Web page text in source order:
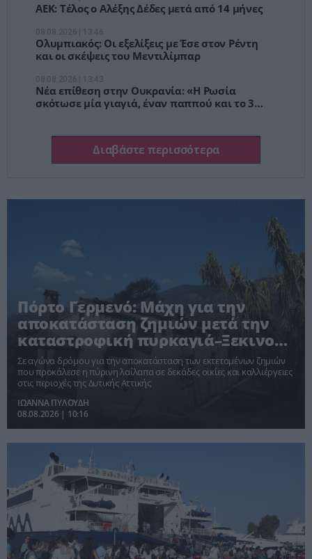
ΑΕΚ: Τέλος ο Αλέξης Δέδες μετά από 14 μήνες
Ολυμπιακός: Οι εξελίξεις με Έσε στον Ρέντη
και οι σκέψεις του Μεντιλίμπαρ
Νέα επίθεση στην Ουκρανία: «Η Ρωσία
σκότωσε μία γιαγιά, έναν παππού και το 3
Διαβάστε περισσότερα
Πόρτο Γερμενό: Μάχη για την
αποκατάσταση ζημιών μετά την
καταστροφική πυρκαγιά–Ξεκινούν
οι αποζημιώσεις
Σε αγώνα δρόμου για την αποκατάσταση των εκτεταμένων ζημιών
που προκάλεσε η πύρινη λαίλαπα σε δεκάδες οικίες και καλλιέργειες
στις περιοχές της Δυτικής Αττικής
ΙΩΑΝΝΑ ΠΥΛΟΥΔΗ
08.08.2026 | 10:16